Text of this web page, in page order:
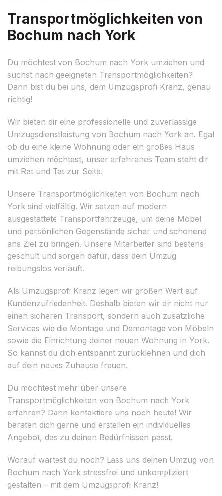
Transportmöglichkeiten von
Bochum nach York
Du möchtest von Bochum nach York umziehen und
suchst nach geeigneten Transportmöglichkeiten?
Dann bist du bei uns, dem Umzugsprofi Kranz, genau
richtig!
Wir bieten dir eine professionelle und zuverlässige
Umzugsdienstleistung von Bochum nach York an. Egal
ob du eine kleine Wohnung oder ein großes Haus
umziehen möchtest, unser erfahrenes Team steht dir
mit Rat und Tat zur Seite.
Unsere Transportmöglichkeiten von Bochum nach
York sind vielfältig. Wir setzen auf modern
ausgestattete Transportfahrzeuge, um deine Möbel
und persönlichen Gegenstände sicher und schonend
ans Ziel zu bringen. Unsere Mitarbeiter sind bestens
geschult und sorgen dafür, dass dein Umzug
reibungslos verläuft.
Als Umzugsprofi Kranz legen wir großen Wert auf
Kundenzufriedenheit. Deshalb bieten wir dir nicht nur
einen sicheren Transport, sondern auch zusätzliche
Services wie die Montage und Demontage von Möbeln
sowie die Einrichtung deiner neuen Wohnung in York.
So kannst du dich entspannt zurücklehnen und dich
auf dein neues Zuhause freuen.
Du möchtest mehr über unsere
Transportmöglichkeiten von Bochum nach York
erfahren? Dann kontaktiere uns noch heute! Wir
beraten dich gerne und erstellen ein individuelles
Angebot, das zu deinen Bedürfnissen passt.
Worauf wartest du noch? Lass uns deinen Umzug von
Bochum nach York stressfrei und unkompliziert
gestalten – mit dem Umzugsprofi Kranz!